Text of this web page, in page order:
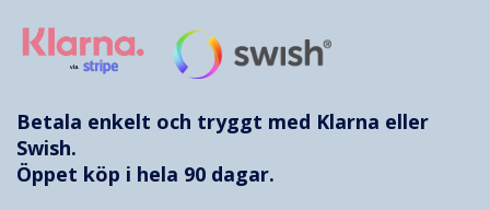
Betala enkelt och tryggt med Klarna eller
Swish.
Öppet köp i hela 90 dagar.